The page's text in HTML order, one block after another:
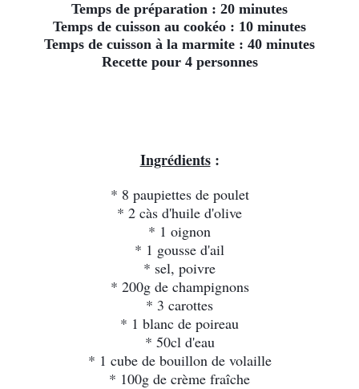
Temps de préparation : 20 minutes
Temps de cuisson au cookéo : 10 minutes
Temps de cuisson à la marmite : 40 minutes
Recette pour 4 personnes
Ingrédients :
* 8 paupiettes de poulet
* 2 càs d'huile d'olive
* 1 oignon
* 1 gousse d'ail
* sel, poivre
* 200g de champignons
* 3 carottes
* 1 blanc de poireau
* 50cl d'eau
* 1 cube de bouillon de volaille
* 100g de crème fraîche